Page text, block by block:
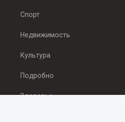
Спорт
Недвижимость
Культура
Подробно
Здоровье